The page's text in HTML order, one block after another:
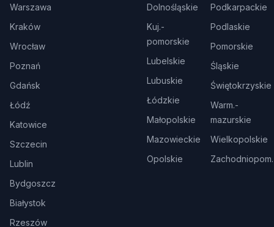
Warszawa
Kraków
Wrocław
Poznań
Gdańsk
Łódź
Katowice
Szczecin
Lublin
Bydgoszcz
Białystok
Rzeszów
Dolnośląskie
Kuj.-
pomorskie
Lubelskie
Lubuskie
Łódzkie
Małopolskie
Mazowieckie
Opolskie
Podkarpackie
Podlaskie
Pomorskie
Śląskie
Świętokrzyskie
Warm.-
mazurskie
Wielkopolskie
Zachodniopom.